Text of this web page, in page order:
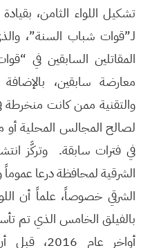
تشكيل اللواء الثامن،
لـ”قوات شباب السنة”،
المقاتلين السابقين في
معارضة سابقين، بالإضافة
والتقنية ممن كانت
لصالح المجالس المحلية أو
في فترات سابقة. وتركَّز
الشرقية لمحافظة درعا
الشرقي خصوصاً، علماً أن
بالفيلق الخامس الذي تم
أواخر عام